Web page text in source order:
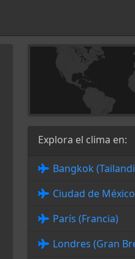
Explora el clima en:
Bangkok
Ciudad de
París (Francia)
Londres (Gran